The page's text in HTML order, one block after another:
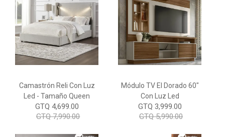
Camastrón Reli Con Luz
Led - Tamaño Queen
GTQ 4,699.00
GTQ 7,990.00
Módulo TV El Dorado 60"
Con Luz Led
GTQ 3,999.00
GTQ 5,990.00